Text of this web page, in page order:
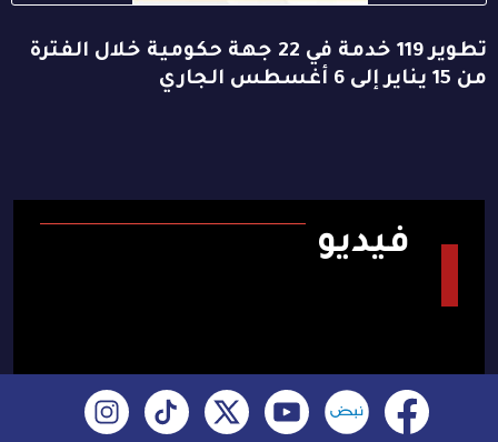
تطوير 119 خدمة في 22 جهة حكومية خلال الفترة
من 15 يناير إلى 6 أغسطس الجاري
فيديو